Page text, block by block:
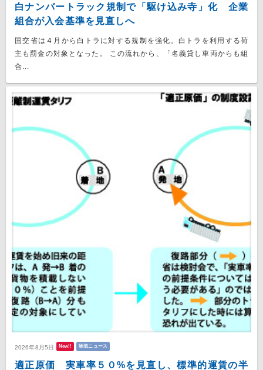
白ナンバートラック規制で「駆け込み寺」化 企業
組合が入会基準を見直しへ
国交省は４月から白トラに対する規制を強化。白トラを利用する荷
主も罰金の対象となった。 この流れから、「名義貸し車両からも組
合...
2026年8月5日 New!! 物流ニュース
適正原価 実車率５０%を見直し、標準的運賃の半